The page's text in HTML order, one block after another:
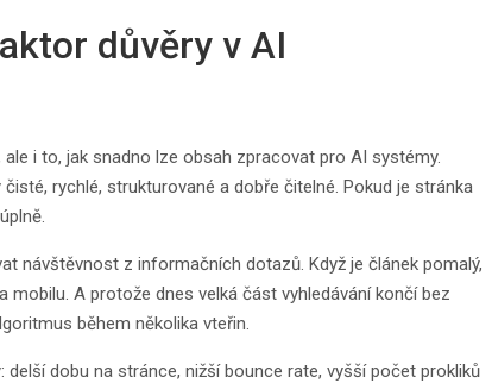
důvěry v AI
i to, jak snadno lze obsah zpracovat pro AI systémy.
rychlé, strukturované a dobře čitelné. Pokud je stránka
návštěvnost z informačních dotazů. Když je článek pomalý,
A protože dnes velká část vyhledávání končí bez
během několika vteřin.
dobu na stránce, nižší bounce rate, vyšší počet prokliků